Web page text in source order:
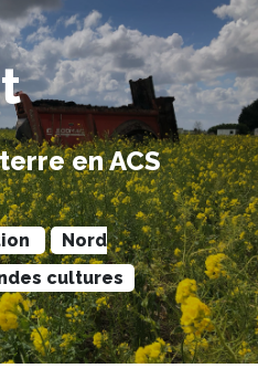
en ACS
Nord
cultures